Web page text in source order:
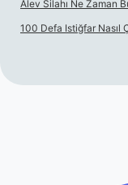
Alev Silahı Ne Zaman
100 Defa Istiğfar Nasıl